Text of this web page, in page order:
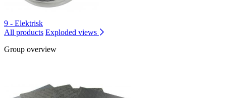
9 - Elektrisk
All products Exploded views
Group overview